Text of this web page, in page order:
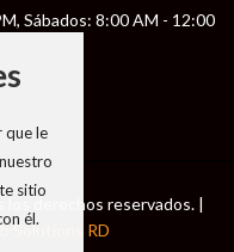
Sábados: 8:00 AM - 12:00
los derechos reservados. |
Solutions RD
que le
sitio
él.